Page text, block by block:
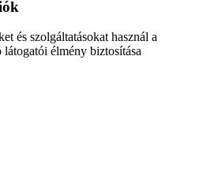
és szolgáltatásokat használ a
élmény biztosítása